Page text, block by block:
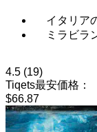
イタリア
ミラビラ
4.5 (19)
Tiqets最安価格：
$66.87